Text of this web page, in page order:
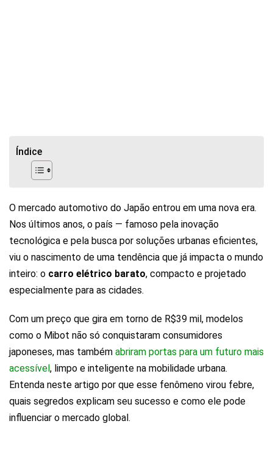
Índice
O mercado automotivo do Japão entrou em uma nova era.
Nos últimos anos, o país — famoso pela inovação
tecnológica e pela busca por soluções urbanas eficientes,
viu o nascimento de uma tendência que já impacta o mundo
inteiro: o carro elétrico barato, compacto e projetado
especialmente para as cidades.
Com um preço que gira em torno de R$39 mil, modelos
como o Mibot não só conquistaram consumidores
japoneses, mas também abriram portas para um futuro mais
acessível, limpo e inteligente na mobilidade urbana.
Entenda neste artigo por que esse fenômeno virou febre,
quais segredos explicam seu sucesso e como ele pode
influenciar o mercado global.